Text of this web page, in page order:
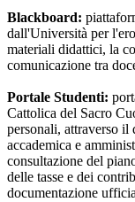
Blackboard:
dall'Università per
materiali didattici, la
comunicazione tra
Portale Studenti:
Cattolica del Sacro
personali, attraverso il
accademica e
consultazione del
delle tasse e dei
documentazione